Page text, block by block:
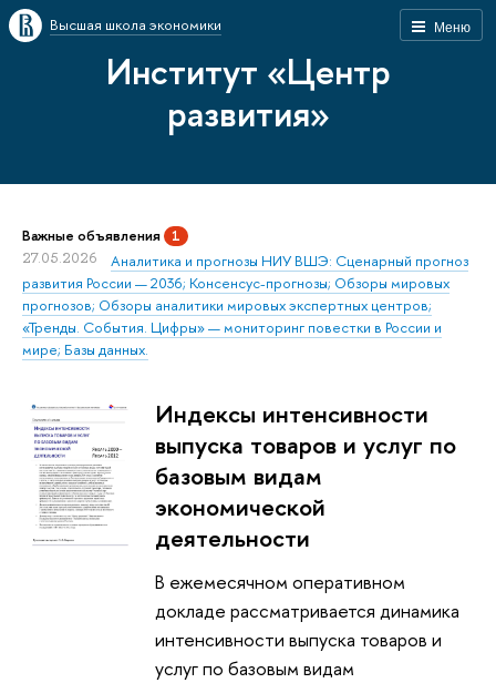
Меню
Высшая школа экономики
Институт «Центр
развития»
Важные объявления 1
27.05.2026
Аналитика и прогнозы НИУ ВШЭ: Сценарный прогноз
развития России — 2036; Консенсус-прогнозы; Обзоры мировых
прогнозов; Обзоры аналитики мировых экспертных центров;
«Тренды. События. Цифры» — мониторинг повестки в России и
мире; Базы данных.
Индексы интенсивности
выпуска товаров и услуг по
базовым видам
экономической
деятельности
В ежемесячном оперативном
докладе рассматривается динамика
интенсивности выпуска товаров и
услуг по базовым видам